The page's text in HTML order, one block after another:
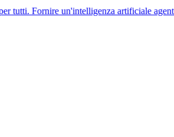
un'intelligenza artificiale agentica per la